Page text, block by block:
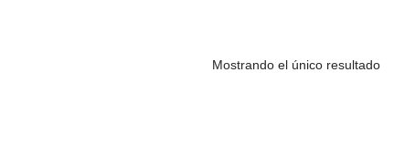
Mostrando el único resultado